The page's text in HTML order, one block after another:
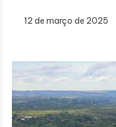
12 de março de 2025